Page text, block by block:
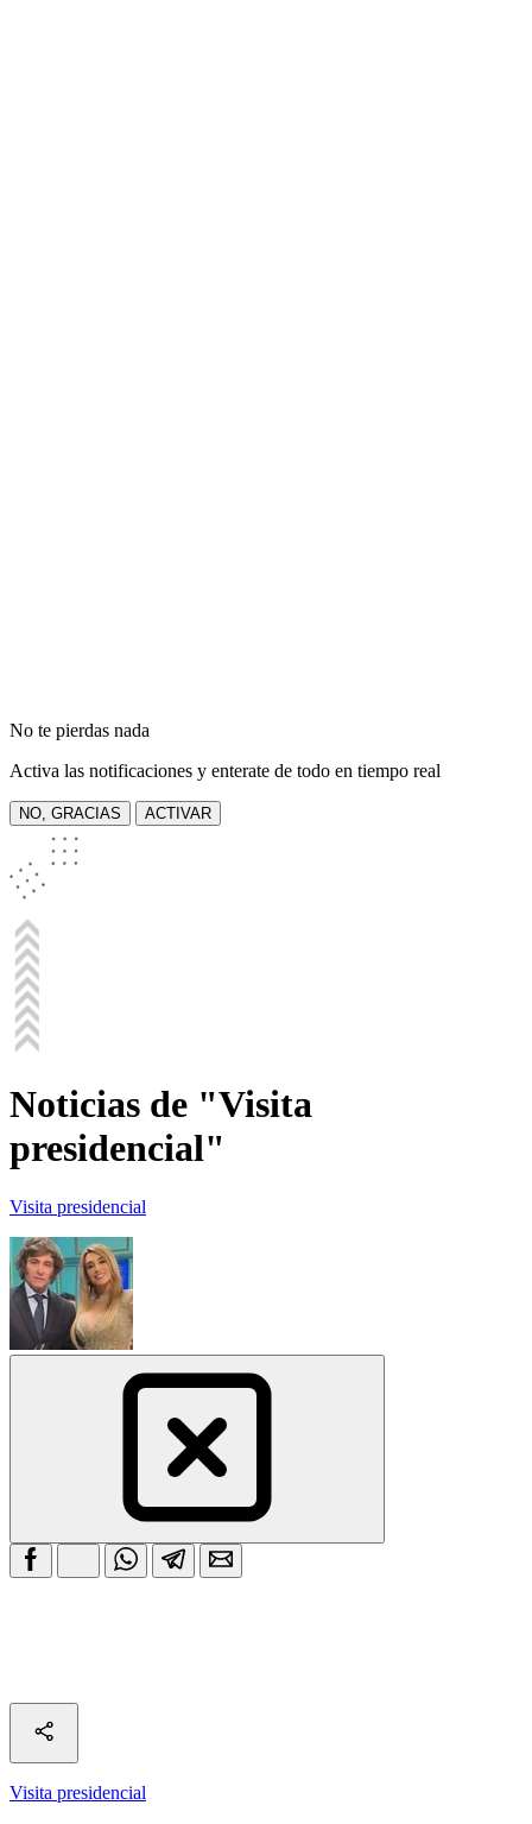
No te pierdas nada
Activa las notificaciones y enterate de todo en tiempo real
NO, GRACIAS ACTIVAR
Noticias de "Visita
presidencial"
Visita presidencial
Visita presidencial